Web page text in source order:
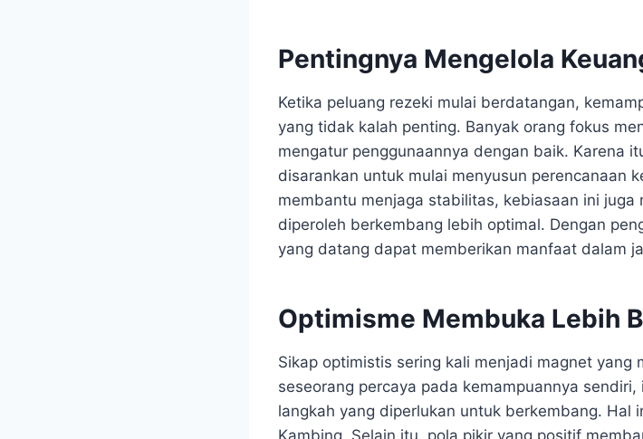
Pentingnya Mengelola
Ketika peluang rezeki mulai berdatangan,
yang tidak kalah penting. Banyak orang fokus
mengatur penggunaannya dengan baik. Karena
disarankan untuk mulai menyusun perencanaan
membantu menjaga stabilitas, kebiasaan ini juga
diperoleh berkembang lebih optimal. Dengan
yang datang dapat memberikan manfaat dalam
Optimisme Membuka Lebih
Sikap optimistis sering kali menjadi magnet yang
seseorang percaya pada kemampuannya
langkah yang diperlukan untuk berkembang. Hal